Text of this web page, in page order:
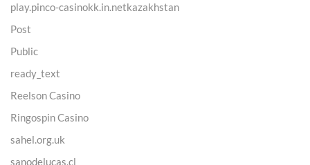
play.pinco-casinokk.in.netkazakhstan
Post
Public
ready_text
Reelson Casino
Ringospin Casino
sahel.org.uk
sanodelucas.cl